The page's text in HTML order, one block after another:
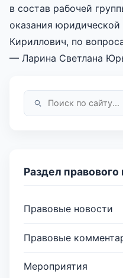
в состав рабочей
оказания
Кириллович, по
— Ларина Светлана
Раздел
Правовые новости
Правовые
Мероприятия